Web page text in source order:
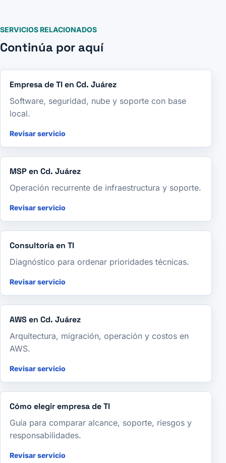
SERVICIOS RELACIONADOS
Continúa por aquí
Empresa de TI en Cd. Juárez
Software, seguridad, nube y soporte con base
local.
Revisar servicio
MSP en Cd. Juárez
Operación recurrente de infraestructura y soporte.
Revisar servicio
Consultoría en TI
Diagnóstico para ordenar prioridades técnicas.
Revisar servicio
AWS en Cd. Juárez
Arquitectura, migración, operación y costos en
AWS.
Revisar servicio
Cómo elegir empresa de TI
Guía para comparar alcance, soporte, riesgos y
responsabilidades.
Revisar servicio